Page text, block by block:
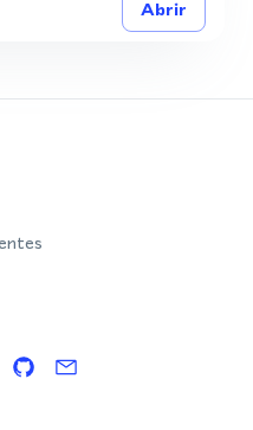
Abrir